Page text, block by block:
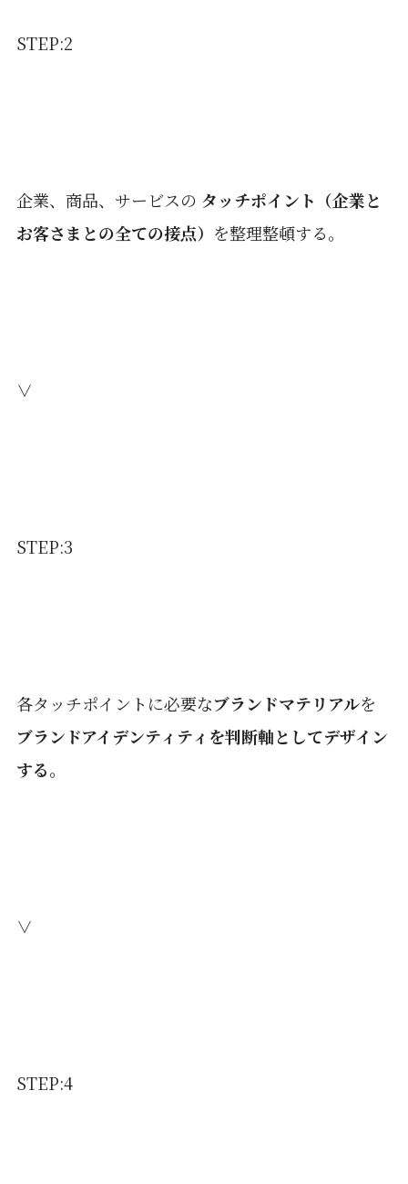
STEP:2
企業、商品、サービスの タッチポイント（企業と
お客さまとの全ての接点） を整理整頓する。
∨
STEP:3
各タッチポイントに必要なブランドマテリアルを
ブランドアイデンティティを判断軸としてデザイン
する。
∨
STEP:4